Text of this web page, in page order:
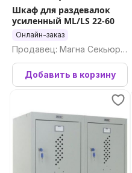
Шкаф для раздевалок
усиленный ML/LS 22-60
Онлайн-заказ
Продавец: Магна Секьюри
ти ООО
Добавить в корзину